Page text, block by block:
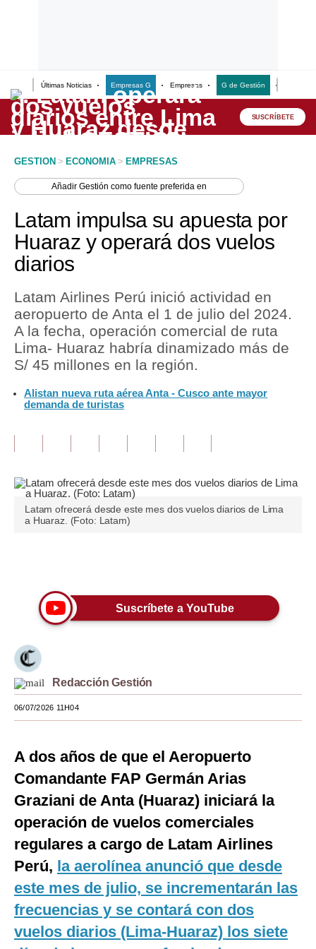
Últimas Noticias Empresas G Empresas G de Gestión
Lo último
Peru Quiosco
Economía
Mercados
Política
Tu Dinero
Finanzas Personales
Inmobiliarias
Opinión
Editorial
Pregunta de hoy
Lujo
Viajes
Moda
Estilos
Mundo
España
Internacional
Tecnología
Mix
G de Gestión
SUSCRÍBETE
GESTION > ECONOMIA > EMPRESAS
AñadirGestión como fuente preferida en
Latam impulsa su apuesta por
Huaraz y operará dos vuelos
diarios
Latam Airlines Perú inició actividad en
aeropuerto de Anta el 1 de julio del 2024.
A la fecha, operación comercial de ruta
Lima- Huaraz habría dinamizado más de
S/ 45 millones en la región.
Alistan nueva ruta aérea Anta - Cusco ante mayor
demanda de turistas
Latam ofrecerá desde este mes dos vuelos diarios de Lima
a Huaraz. (Foto: Latam)
Suscríbete a YouTube
Redacción Gestión
06/07/2026 11H04
A dos años de que el Aeropuerto
Comandante FAP Germán Arias
Graziani de Anta (Huaraz) iniciará la
operación de vuelos comerciales
regulares a cargo de Latam Airlines
Perú, la aerolínea anunció que desde
este mes de julio, se incrementarán las
frecuencias y se contará con dos
vuelos diarios (Lima-Huaraz) los siete